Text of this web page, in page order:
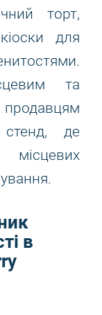
торт,
для
та
стенд, де
місцевих
в